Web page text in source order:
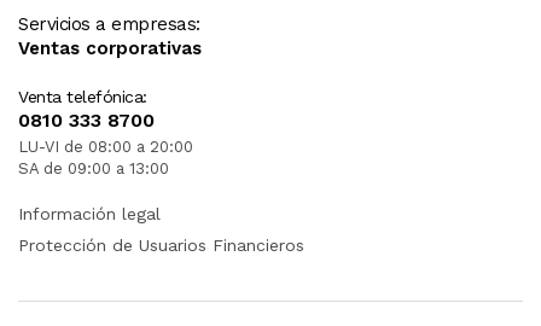
Servicios a empresas:
Ventas corporativas
Venta telefónica:
0810 333 8700
LU-VI de 08:00 a 20:00
SA de 09:00 a 13:00
Información legal
Protección de Usuarios Financieros